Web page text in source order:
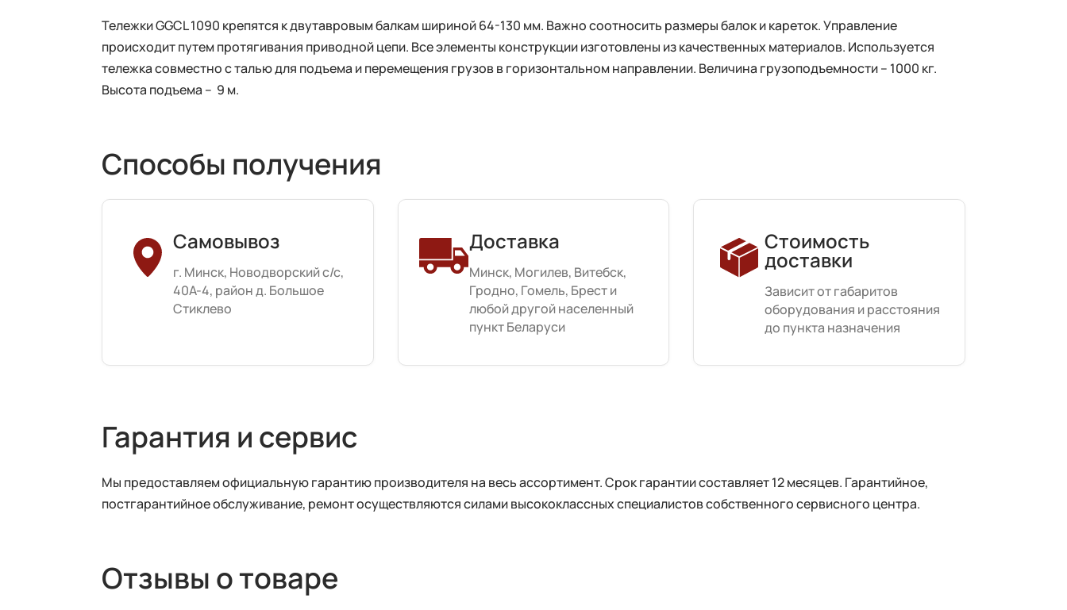
Тележки GGCL 1090 крепятся к двутавровым балкам шириной 64-130 мм. Важно соотносить размеры балок и кареток. Управление
происходит путем протягивания приводной цепи. Все элементы конструкции изготовлены из качественных материалов. Используется
тележка совместно с талью для подъема и перемещения грузов в горизонтальном направлении. Величина грузоподъемности – 1000 кг.
Высота подъема – 9 м.
Способы получения
Самовывоз
г. Минск, Новодворский с/с,
40А-4, район д. Большое
Стиклево
Доставка
Минск, Могилев, Витебск,
Гродно, Гомель, Брест и
любой другой населенный
пункт Беларуси
Стоимость
доставки
Зависит от габаритов
оборудования и расстояния
до пункта назначения
Гарантия и сервис
Мы предоставляем официальную гарантию производителя на весь ассортимент. Срок гарантии составляет 12 месяцев. Гарантийное,
постгарантийное обслуживание, ремонт осуществляются силами высококлассных специалистов собственного сервисного центра.
Отзывы о товаре